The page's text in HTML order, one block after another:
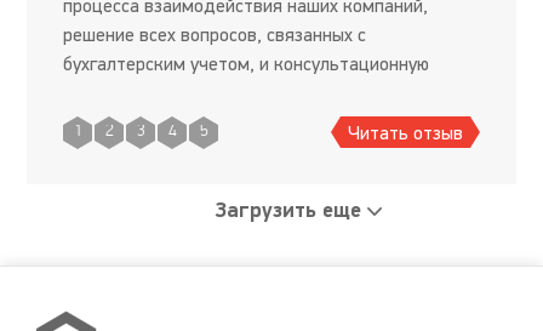
процесса взаимодействия наших компаний,
решение всех вопросов, связанных с
бухгалтерским учетом, и консультационную
возмещению НДС. Работу приостанавливать не
планируе
1 2 3 4 5 Читать отзыв
Загрузить еще